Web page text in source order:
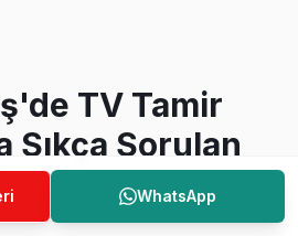
TV Tamir
Sıkça Sorulan
WhatsApp